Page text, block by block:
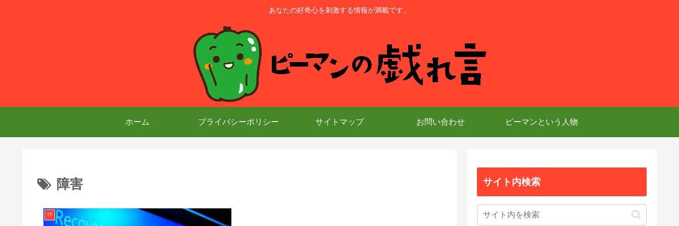
あなたの好奇心を刺激する情報が満載です。
ホーム プライバシーポリシー サイトマップ お問い合わせ ピーマンという人物
障害
IT
サイト内検索